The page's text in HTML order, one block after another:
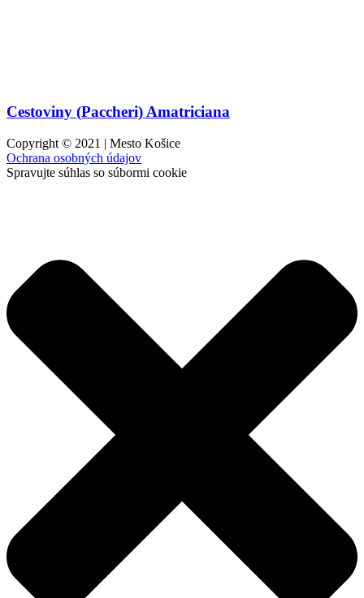
Cestoviny (Paccheri) Amatriciana
Copyright © 2021 | Mesto Košice
Ochrana osobných údajov
Spravujte súhlas so súbormi cookie